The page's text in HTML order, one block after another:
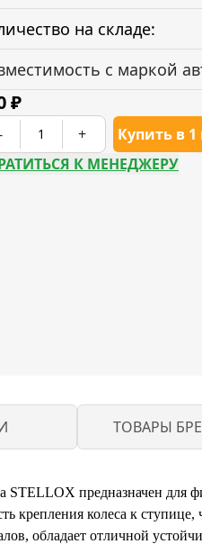
на складе:
с маркой
₽
+ Купить в
К МЕНЕДЖЕРУ
ТОВАРЫ
предназначен для
крепления колеса к
обладает отличной